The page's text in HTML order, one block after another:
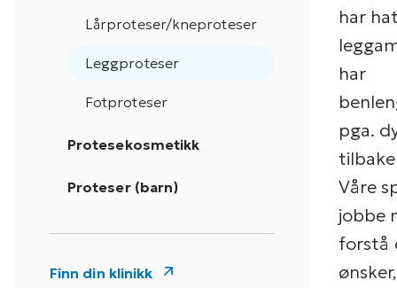
Lårproteser/kneproteser
Leggproteser
Fotproteser
Protesekosmetikk
Proteser (barn)
Finn din klinikk
har
har
pga.
Våre
jobbe
forstå